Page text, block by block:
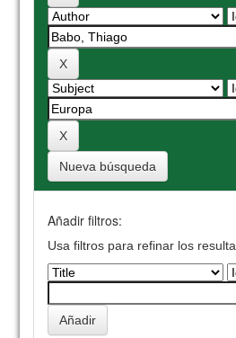
Nueva búsqueda
Añadir filtros:
Usa filtros para refinar los